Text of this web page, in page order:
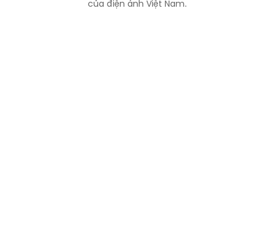
của điện ảnh Việt Nam.